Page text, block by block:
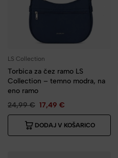
LS Collection
Torbica za čez ramo LS
Collection – temno modra, na
eno ramo
24,99€ 17,49 €
DODAJ V KOŠARICO